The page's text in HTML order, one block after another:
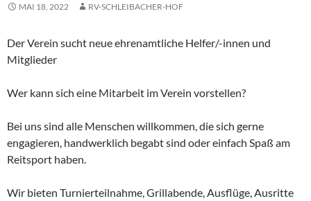
MAI 18, 2022 RV-SCHLEIBACHER-HOF
Der Verein sucht neue ehrenamtliche Helfer/-innen und
Mitglieder
Wer kann sich eine Mitarbeit im Verein vorstellen?
Bei uns sind alle Menschen willkommen, die sich gerne
engagieren, handwerklich begabt sind oder einfach Spaß am
Reitsport haben.
Wir bieten Turnierteilnahme, Grillabende, Ausflüge, Ausritte